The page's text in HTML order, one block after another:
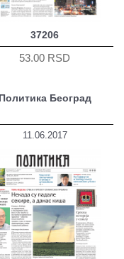
37206
53.00 RSD
Политика Београд
11.06.2017